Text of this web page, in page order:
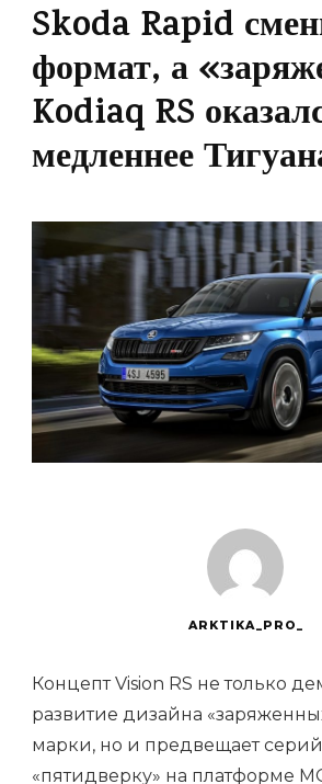
Skoda Rapid
формат, а
Kodiaq RS
медленнее
ARKTIKA_PRO_
Концепт Vision RS не только
развитие дизайна
марки, но и предвещает
«пятидверку» на платформе